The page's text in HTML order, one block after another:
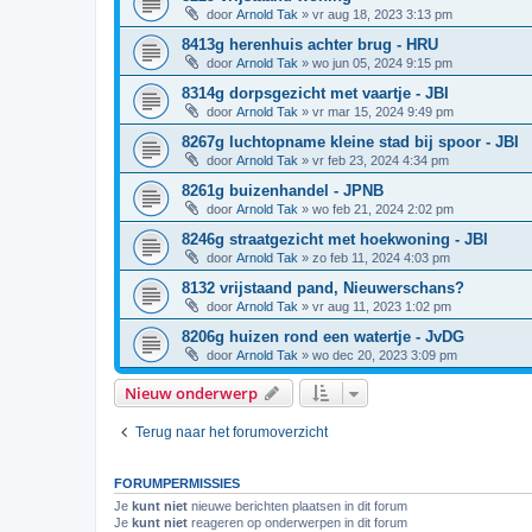
door Arnold Tak » vr aug 18, 2023 3:13 pm
8413g herenhuis achter brug - HRU
door Arnold Tak » wo jun 05, 2024 9:15 pm
8314g dorpsgezicht met vaartje - JBI
door Arnold Tak » vr mar 15, 2024 9:49 pm
8267g luchtopname kleine stad bij spoor - JBI
door Arnold Tak » vr feb 23, 2024 4:34 pm
8261g buizenhandel - JPNB
door Arnold Tak » wo feb 21, 2024 2:02 pm
8246g straatgezicht met hoekwoning - JBI
door Arnold Tak » zo feb 11, 2024 4:03 pm
8132 vrijstaand pand, Nieuwerschans?
door Arnold Tak » vr aug 11, 2023 1:02 pm
8206g huizen rond een watertje - JvDG
door Arnold Tak » wo dec 20, 2023 3:09 pm
Nieuw onderwerp
Terug naar het forumoverzicht
FORUMPERMISSIES
Je kunt niet nieuwe berichten plaatsen in dit forum
Je kunt niet reageren op onderwerpen in dit forum